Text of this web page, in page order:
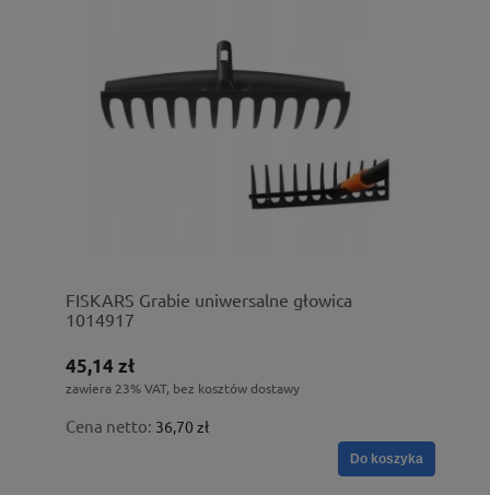
FISKARS Grabie uniwersalne głowica
1014917
45,14 zł
zawiera 23% VAT, bez kosztów dostawy
Cena netto: 36,70 zł
Do koszyka